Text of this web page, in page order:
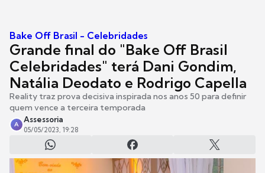
Bake Off Brasil - Celebridades
Grande final do "Bake Off Brasil
Celebridades" terá Dani Gondim,
Natália Deodato e Rodrigo Capella
Reality traz prova decisiva inspirada nos anos 50 para definir
quem vence a terceira temporada
A
Assessoria
05/05/2023, 19:28